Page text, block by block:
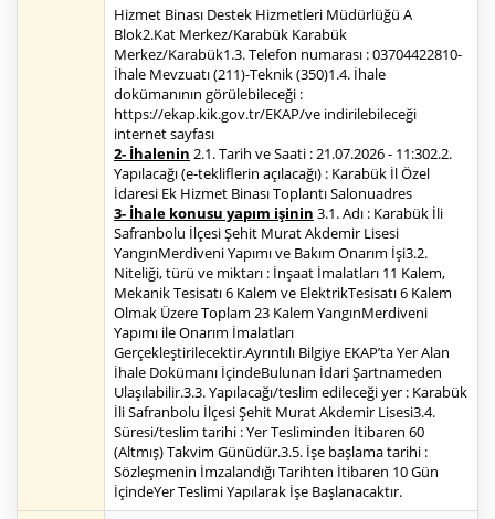
Hizmet Binası Destek Hizmetleri Müdürlüğü A
Blok2.Kat Merkez/Karabük Karabük
Merkez/Karabük1.3. Telefon numarası : 03704422810-
İhale Mevzuatı (211)-Teknik (350)1.4. İhale
dokümanının görülebileceği :
https://ekap.kik.gov.tr/EKAP/ve indirilebileceği
internet sayfası
2- İhalenin 2.1. Tarih ve Saati : 21.07.2026 - 11:302.2.
Yapılacağı (e-tekliflerin açılacağı) : Karabük İl Özel
İdaresi Ek Hizmet Binası Toplantı Salonuadres
3- İhale konusu yapım işinin 3.1. Adı : Karabük İli
Safranbolu İlçesi Şehit Murat Akdemir Lisesi
YangınMerdiveni Yapımı ve Bakım Onarım İşi3.2.
Niteliği, türü ve miktarı : İnşaat İmalatları 11 Kalem,
Mekanik Tesisatı 6 Kalem ve ElektrikTesisatı 6 Kalem
Olmak Üzere Toplam 23 Kalem YangınMerdiveni
Yapımı ile Onarım İmalatları
Gerçekleştirilecektir.Ayrıntılı Bilgiye EKAP’ta Yer Alan
İhale Dokümanı İçindeBulunan İdari Şartnameden
Ulaşılabilir.3.3. Yapılacağı/teslim edileceği yer : Karabük
İli Safranbolu İlçesi Şehit Murat Akdemir Lisesi3.4.
Süresi/teslim tarihi : Yer Tesliminden İtibaren 60
(Altmış) Takvim Günüdür.3.5. İşe başlama tarihi :
Sözleşmenin İmzalandığı Tarihten İtibaren 10 Gün
İçindeYer Teslimi Yapılarak İşe Başlanacaktır.